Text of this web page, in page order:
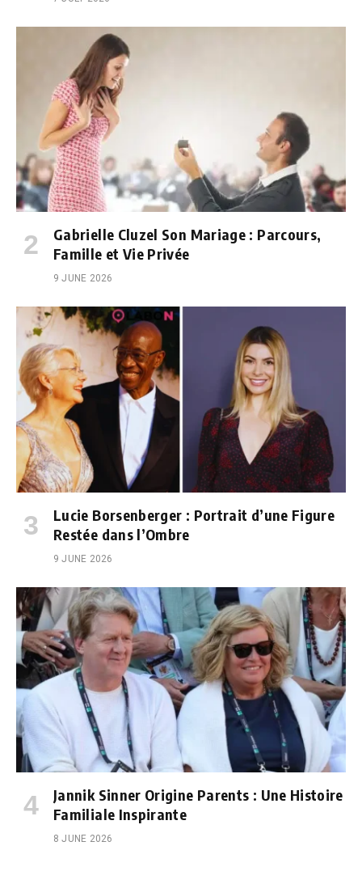
Gabrielle Cluzel Son Mariage : Parcours,
Famille et Vie Privée
9 JUNE 2026
Lucie Borsenberger : Portrait d’une Figure
Restée dans l’Ombre
9 JUNE 2026
Jannik Sinner Origine Parents : Une Histoire
Familiale Inspirante
8 JUNE 2026